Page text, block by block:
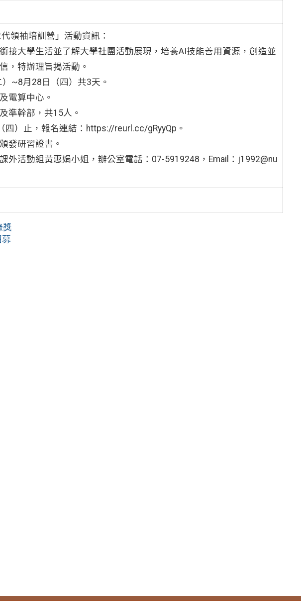
領袖培訓營」活動資訊：
接大學生活並了解大學社團活動展現，培養AI技能善用資源，創造並
，特辦理旨揭活動。
~8月28日（四）共3天。
電算中心。
準幹部，共15人。
）止，報名連結：https://reurl.cc/gRyyQp。
發研習證書。
外活動組黃惠娟小姐，辦公室電話：07-5919248，Email：j1992@nu
獎